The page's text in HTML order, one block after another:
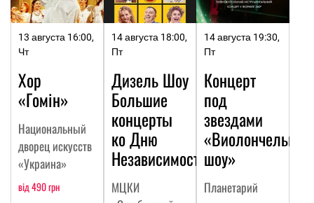
13 августа 16:00,
Чт
Хор
«Гомін»
Национальный
дворец искусств
«Украина»
від 490 грн
14 августа 18:00,
Пт
Дизель Шоу
Большие
концерты
ко Дню
Независимости
МЦКИ
14 августа 19:30,
Пт
Концерт
под
звездами
«Виолончельное
шоу»
Планетарий